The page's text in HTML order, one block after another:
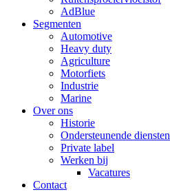
AdBlue
Segmenten
Automotive
Heavy duty
Agriculture
Motorfiets
Industrie
Marine
Over ons
Historie
Ondersteunende diensten
Private label
Werken bij
Vacatures
Contact